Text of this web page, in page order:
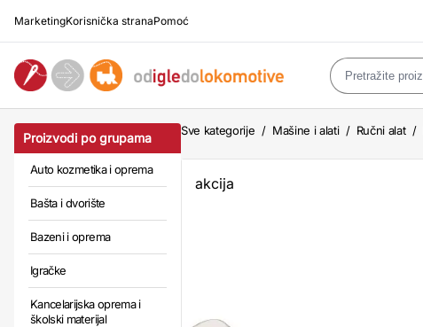
MarketingKorisnička stranaPomoć
Proizvodi po grupama
Auto kozmetika i oprema
Bašta i dvorište
Bazeni i oprema
Igračke
Kancelarijska oprema i
školski materijal
Sve kategorije / Mašine i alati / Ručni alat /
akcija